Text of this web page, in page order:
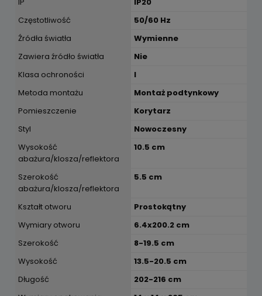
Częstotliwość
50/60 Hz
Źródła światła
Wymienne
Zawiera źródło światła
Nie
Klasa ochroności
I
Metoda montażu
Montaż podtynkowy
Pomieszczenie
Korytarz
Styl
Nowoczesny
Wysokość
abażura/klosza/reflektora
10.5 cm
Szerokość
abażura/klosza/reflektora
5.5 cm
Kształt otworu
Prostokątny
Wymiary otworu
6.4x200.2 cm
Szerokość
8-19.5 cm
Wysokość
13.5-20.5 cm
Długość
202-216 cm